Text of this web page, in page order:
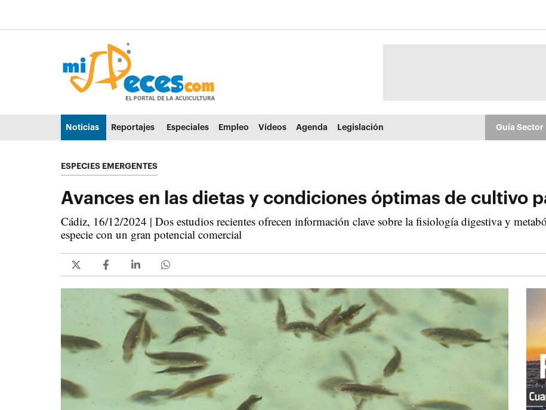
Ir al menú principal (alt + u)
Noticias Reportajes Especiales Empleo Vídeos Agenda Legislación Guía Sector
ESPECIES EMERGENTES
Avances en las dietas y condiciones óptimas de cultivo
Cádiz, 16/12/2024 | Dos estudios recientes ofrecen información clave sobre la fisiología digestiva y
especie con un gran potencial comercial